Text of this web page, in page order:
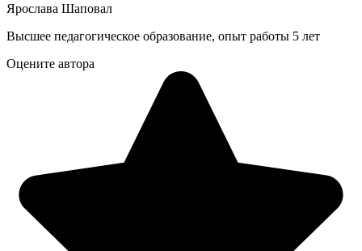
Ярослава Шаповал
Высшее педагогическое образование, опыт работы 5 лет
Оцените автора